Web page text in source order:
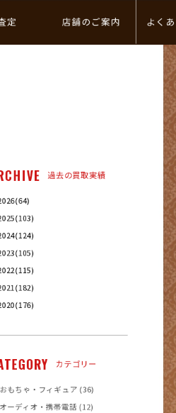
定 店舗のご案内 よく
過去の買取実績
カテゴリー
おもちゃ・フィギュア (36)
オーディオ・携帯電話 (12)